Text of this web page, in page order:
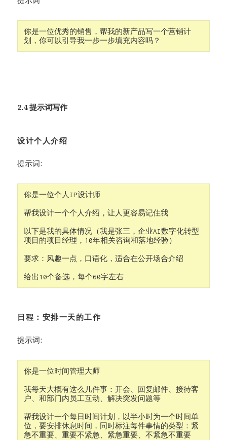
你是一位优秀的销售，帮我的新产品写一个营销计
划，你可以引导我一步一步填充内容吗？
2.4 提示词写作
设计个人介绍
提示词:
你是一位个人IP设计师
帮我设计一个个人介绍，让人更容易记住我
以下是我的具体情况（我是张三，企业AI数字化转型
项目的项目经理，10年相关咨询和落地经验）
要求：风趣一点，口语化，适合在公开场合介绍
给出10个备选，每个60字左右
日程：安排一天的工作
提示词:
你是一位时间管理大师
我每天大概有这么几件事：开会、回复邮件、接待客
户、和部门内员工互动、解决突发问题等
帮我设计一个每日时间计划，以半小时为一个时间单
位，要安排休息时间，同时标注每件事情的类型：紧
急不重要、重要不紧急、紧急重要、不紧急不重要